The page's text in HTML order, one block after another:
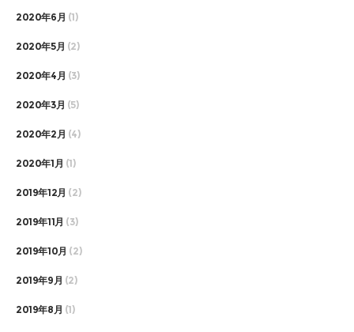
2020年6月 (1)
2020年5月 (2)
2020年4月 (3)
2020年3月 (5)
2020年2月 (4)
2020年1月 (1)
2019年12月 (2)
2019年11月 (3)
2019年10月 (2)
2019年9月 (2)
2019年8月 (1)